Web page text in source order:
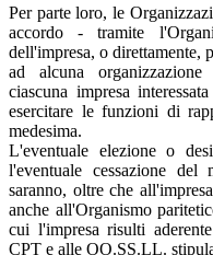
Per parte loro, le
accordo - tramite
dell'impresa, o direttamente,
ad alcuna
ciascuna impresa
esercitare le funzioni di
medesima.
L'eventuale elezione o
l'eventuale cessazione
saranno, oltre che
anche all'Organismo
cui l'impresa risulti
CPT e alle OO.SS.LL.